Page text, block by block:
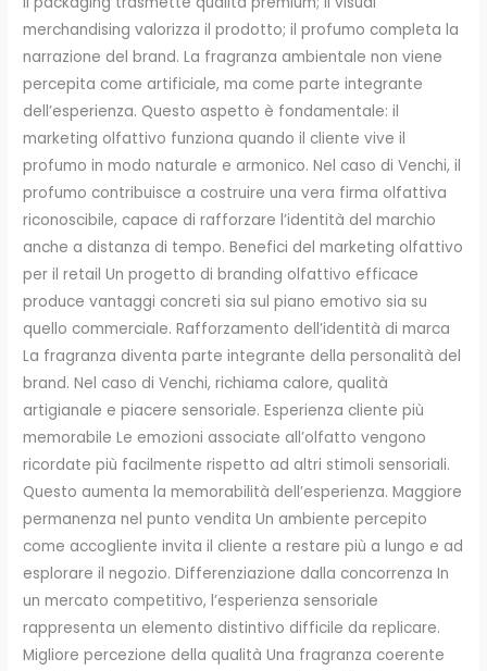
merchandising valorizza il prodotto; il profumo completa la
narrazione del brand. La fragranza ambientale non viene
percepita come artificiale, ma come parte integrante
dell’esperienza. Questo aspetto è fondamentale: il
marketing olfattivo funziona quando il cliente vive il
profumo in modo naturale e armonico. Nel caso di Venchi, il
profumo contribuisce a costruire una vera firma olfattiva
riconoscibile, capace di rafforzare l’identità del marchio
anche a distanza di tempo. Benefici del marketing olfattivo
per il retail Un progetto di branding olfattivo efficace
produce vantaggi concreti sia sul piano emotivo sia su
quello commerciale. Rafforzamento dell’identità di marca
La fragranza diventa parte integrante della personalità del
brand. Nel caso di Venchi, richiama calore, qualità
artigianale e piacere sensoriale. Esperienza cliente più
memorabile Le emozioni associate all’olfatto vengono
ricordate più facilmente rispetto ad altri stimoli sensoriali.
Questo aumenta la memorabilità dell’esperienza. Maggiore
permanenza nel punto vendita Un ambiente percepito
come accogliente invita il cliente a restare più a lungo e ad
esplorare il negozio. Differenziazione dalla concorrenza In
un mercato competitivo, l’esperienza sensoriale
rappresenta un elemento distintivo difficile da replicare.
Migliore percezione della qualità Una fragranza coerente